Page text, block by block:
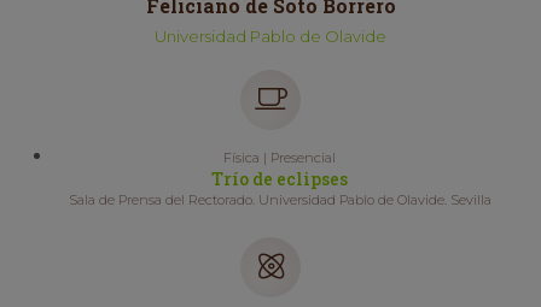
Universidad Pablo de Olavide
Física | Presencial
Trío de eclipses
Sala de Prensa del Rectorado. Universidad Pablo de Olavide. Sevilla